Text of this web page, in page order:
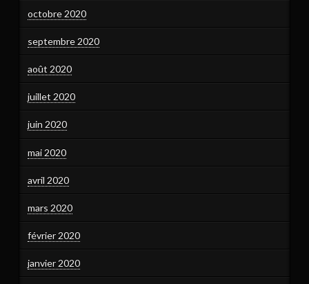
octobre 2020
septembre 2020
août 2020
juillet 2020
juin 2020
mai 2020
avril 2020
mars 2020
février 2020
janvier 2020